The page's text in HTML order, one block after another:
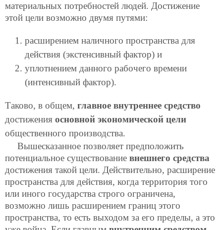
материальных потребностей людей. Достижение
этой цели возможно двумя путями:
расширением наличного пространства для
действия (экстенсивный фактор) и
уплотнением данного рабочего времени
(интенсивный фактор).
Таково, в общем, главное внутреннее средство
достижения основной экономической цели
общественного производства.
Вышесказанное позволяет предположить
потенциальное существование внешнего средства
достижения такой цели. Действительно, расширение
пространства для действия, когда территория того
или иного государства строго ограничена,
возможно лишь расширением границ этого
пространства, то есть выходом за его пределы, а это